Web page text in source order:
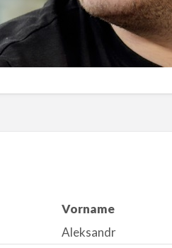
Vorname
Aleksandr